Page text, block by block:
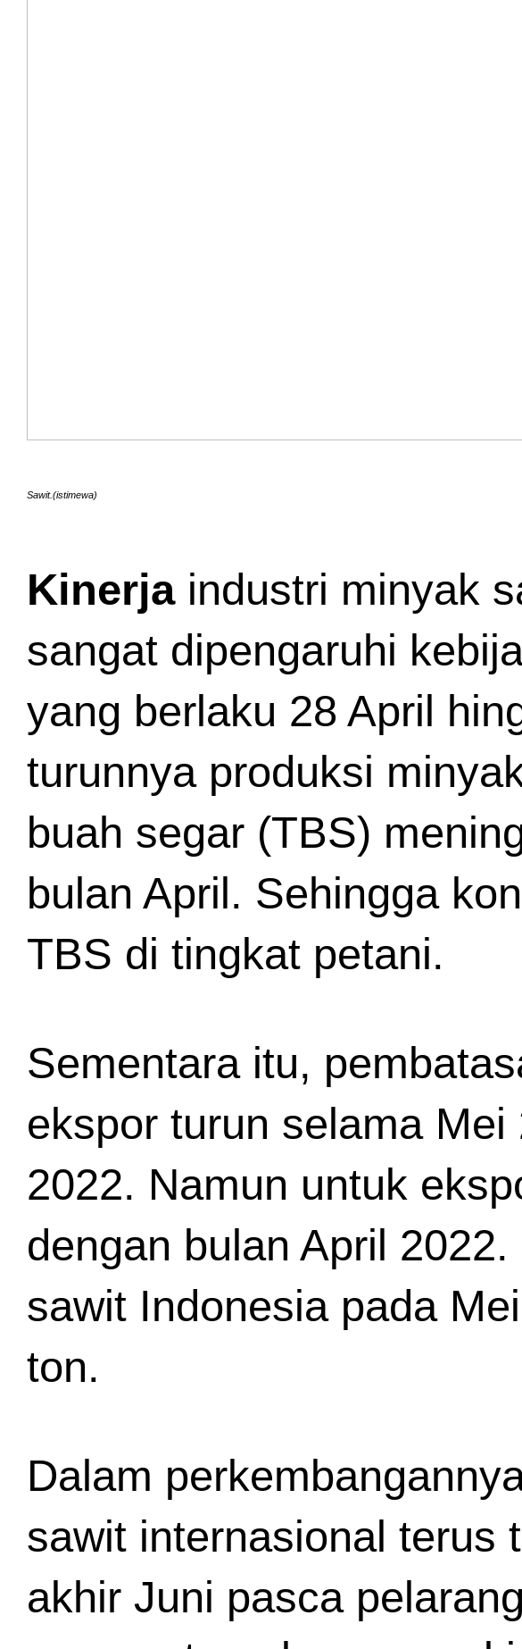
Sawit.(istimewa)
Kinerja industri minyak
sangat dipengaruhi
yang berlaku 28 April
turunnya produksi
buah segar (TBS)
bulan April. Sehingga
TBS di tingkat petani.
Sementara itu,
ekspor turun selama
2022. Namun untuk
dengan bulan April
sawit Indonesia pada
ton.
Dalam
sawit internasional terus
akhir Juni pasca